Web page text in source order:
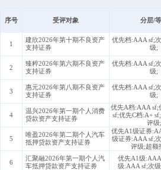
序号 受评对象 分层/
1
建欣2026年第十期不良资产
支持证券
优先档:AAA sf;
级;
2
臻粹2026年第六期不良资产
支持证券
优先档:AAA sf;
级;
3
惠元2026年第八期不良资产
支持证券
优先档:AAA sf;
级;
4
温兴2026年第一期个人消费
贷款资产支持证券
优先A档:AAA sf;
sf;优先C档:A+
评级;
5
唯盈2026年第二期个人汽车
抵押贷款资产支持证券
优先A1级证券
级证券:AAA sf;
评级;超额
6
汇聚融2026年第一期个人汽
车抵押贷款资产支持证券
优先A1级
级:AAA sf;次